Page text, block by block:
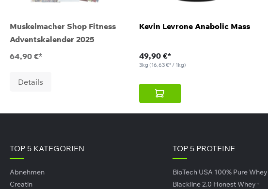
Muskelmacher Shop Fitness
Adventskalender 2025
64,90 €*
Details
Kevin Levrone Anabolic Mass
49,90 €*
3kg (16,63 €* / 1kg)
AKTUELL AUSVERKAUFT
TOP 5 KATEGORIEN
Abnehmen
Creatin
TOP 5 PROTEINE
BioTech USA 100% Pure Whey
Blackline 2.0 Honest Whey+